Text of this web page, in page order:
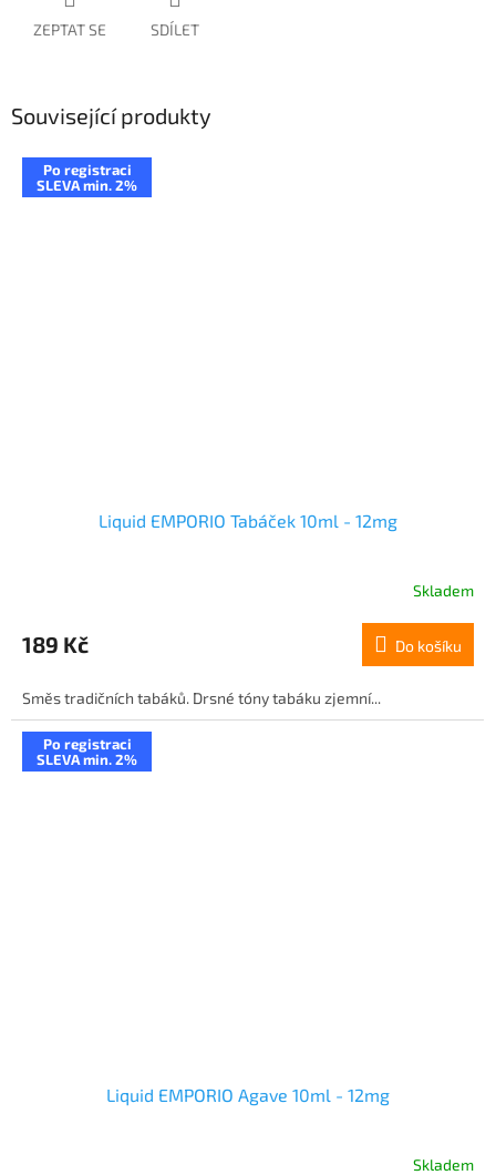
ZEPTAT SE SDÍLET
Související produkty
Po registraci
SLEVA min. 2%
Liquid EMPORIO Tabáček 10ml - 12mg
Skladem
189 Kč Do košíku
Směs tradičních tabáků. Drsné tóny tabáku zjemní...
Po registraci
SLEVA min. 2%
Liquid EMPORIO Agave 10ml - 12mg
Skladem